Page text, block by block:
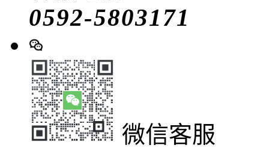
0592-5803171
微信客服